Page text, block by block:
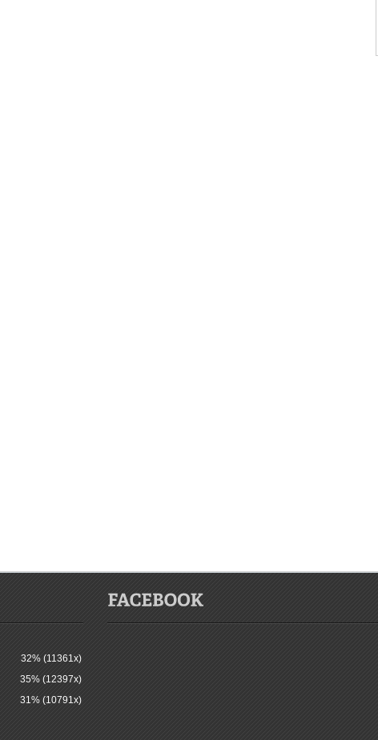
32% (11361x)
35% (12397x)
31% (10791x)